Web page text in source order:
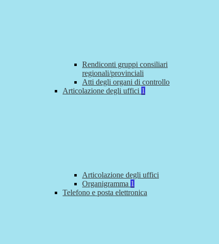
Rendiconti gruppi consiliari
regionali/provinciali
Atti degli organi di controllo
Articolazione degli uffici 1
Articolazione degli uffici
Organigramma 1
Telefono e posta elettronica